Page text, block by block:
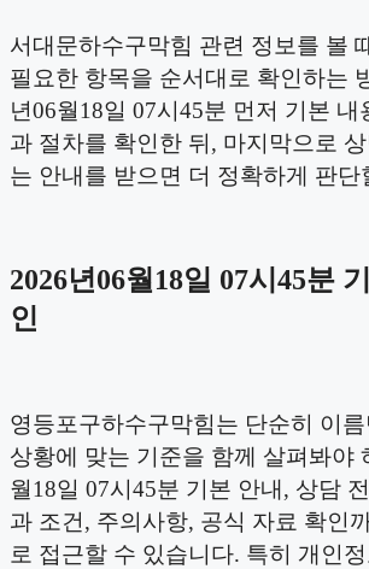
서대문하수구막힘 관련 정보를 볼
필요한 항목을 순서대로 확인하는
년06월18일 07시45분 먼저 기본
과 절차를 확인한 뒤, 마지막으로
는 안내를 받으면 더 정확하게 판단
2026년06월18일 07시45분
인
영등포구하수구막힘는 단순히 이
상황에 맞는 기준을 함께 살펴봐야
월18일 07시45분 기본 안내, 상담
과 조건, 주의사항, 공식 자료 확인
로 접근할 수 있습니다. 특히 개인